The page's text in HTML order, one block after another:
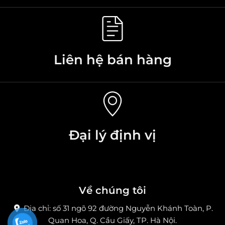
Liên hệ bán hàng
Đại lý định vị
Về chúng tôi
Địa chỉ: số 31 ngõ 92 đường Nguyễn Khánh Toàn, P.
Quan Hoa, Q. Cầu Giấy, TP. Hà Nội.